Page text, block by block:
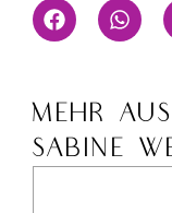
MEHR
SABINE